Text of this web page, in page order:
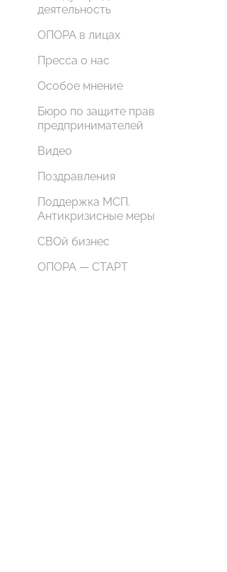
деятельность
ОПОРА в лицах
Пресса о нас
Особое мнение
Бюро по защите прав
предпринимателей
Видео
Поздравления
Поддержка МСП.
Антикризисные меры
СВОй бизнес
ОПОРА — СТАРТ